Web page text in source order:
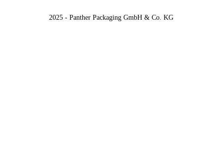
2025 - Panther Packaging GmbH & Co. KG